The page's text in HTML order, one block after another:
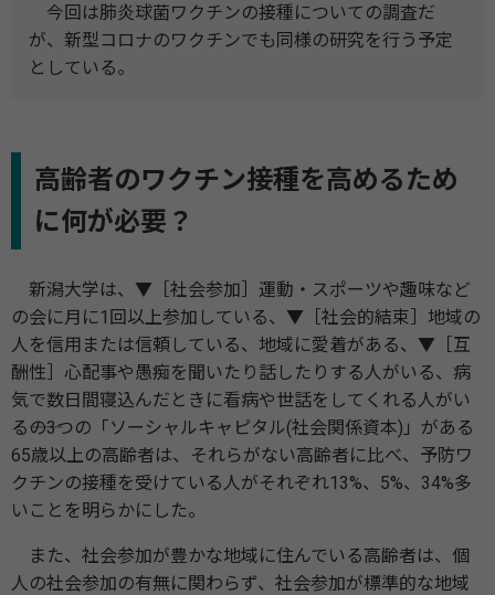
今回は肺炎球菌ワクチンの接種についての調査だ
が、新型コロナのワクチンでも同様の研究を行う予定
としている。
高齢者のワクチン接種を高めるため
に何が必要？
新潟大学は、▼［社会参加］運動・スポーツや趣味など
の会に月に1回以上参加している、▼［社会的結束］地域の
人を信用または信頼している、地域に愛着がある、▼［互
酬性］心配事や愚痴を聞いたり話したりする人がいる、病
気で数日間寝込んだときに看病や世話をしてくれる人がい
る――の3つの「ソーシャルキャピタル(社会関係資本)」がある
65歳以上の高齢者は、それらがない高齢者に比べ、予防ワ
クチンの接種を受けている人がそれぞれ13%、5%、34%多
いことを明らかにした。
また、社会参加が豊かな地域に住んでいる高齢者は、個
人の社会参加の有無に関わらず、社会参加が標準的な地域